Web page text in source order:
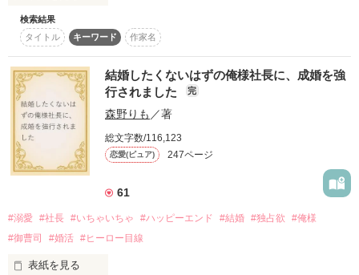
ありがとうございます！
⋆⸜ᵀᴴᴬᴺᴷ ᵞᴼᵁ⸝⋆
＊ゆきな＊さま
yüä♥さま
ロッキーロードさま
桜野夢花さま
加納 夢雨さま
#天音#さま
菜のさま
素敵なレビューを
ありがとうございました！
冗談だと思ってたその言葉は、
ずっと昔から本気だった(らしい)。
だからってそんな酔わすような甘い声で
「そういうの、誰にでもしてるんでしょ？」
「俺は騙されませんから……」
好きなのはあなただけなのに、
信じてもらえない、かな……？
「和泉なんかやめて、俺にしなよ」
優しい先輩との三角関係……？
「おいブス、コーヒー淹れろ。お前のまっずいコーヒーじゃな
いと頭が冴えない。」
次男で大人気アイドル、BLAZE(ブレイズ)センターで国宝級イ
ケメンの西園寺玲央【さいおんじれお】(22歳)は世間では王子
様キャラで有名だが、六花に対してだけは俺様でドSのS彼なら
ぬS兄。
♡🖤♡
そして六花の幼馴染の執事、真壁優斗【まかべゆうと】は六花
に密かな恋心を抱いている。
(俺は理性を総動員して耐えてるってのに…)
平凡な生活を送っていた杏は
ある日突然
学園の黒王子に捕まっちゃってーー！？
「嫌だって泣き喚いても
検索結果
タイトル
キーワード 作家名
結婚したくないはずの俺様社長に、成婚を強
行されました
完
森野りも ／著
総文字数/116,123
恋愛(ピュア) 247ページ
61
#溺愛 #社長 #いちゃいちゃ #ハッピーエンド #結婚 #独占欲
#俺様
#御曹司
#婚活 #ヒーロー目線
表紙を見る